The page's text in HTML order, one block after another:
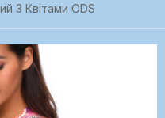
З Квітами ODS